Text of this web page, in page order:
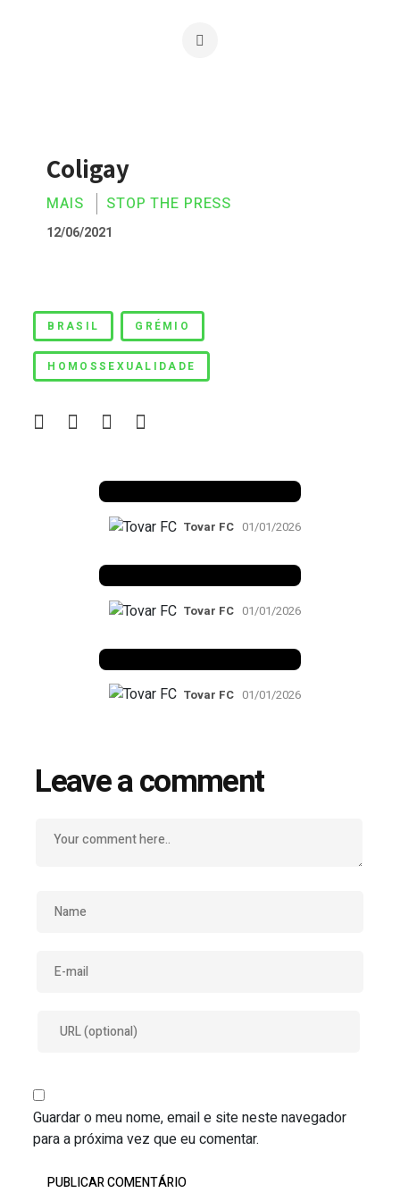
Coligay
MAIS STOP THE PRESS
12/06/2021
Coligay
BRASIL GRÉMIO
HOMOSSEXUALIDADE
Tovar FC 01/01/2026
Tovar FC 01/01/2026
Tovar FC 01/01/2026
Leave a comment
Guardar o meu nome, email e site neste navegador
para a próxima vez que eu comentar.